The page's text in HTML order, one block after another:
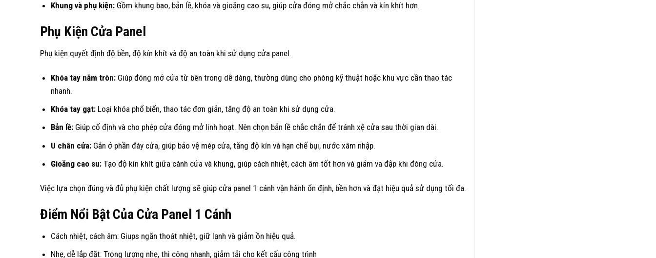
Khung và phụ kiện: Gồm khung bao, bản lề, khóa và gioăng cao su, giúp cửa đóng mở chắc chắn và kín khít hơn.
Phụ Kiện Cửa Panel
Phụ kiện quyết định độ bền, độ kín khít và độ an toàn khi sử dụng cửa panel.
Khóa tay nắm tròn: Giúp đóng mở cửa từ bên trong dễ dàng, thường dùng cho phòng kỹ thuật hoặc khu vực cần thao tác
nhanh.
Khóa tay gạt: Loại khóa phổ biến, thao tác đơn giản, tăng độ an toàn khi sử dụng cửa.
Bản lề: Giúp cố định và cho phép cửa đóng mở linh hoạt. Nên chọn bản lề chắc chắn để tránh xệ cửa sau thời gian dài.
U chân cửa: Gắn ở phần đáy cửa, giúp bảo vệ mép cửa, tăng độ kín và hạn chế bụi, nước xâm nhập.
Gioăng cao su: Tạo độ kín khít giữa cánh cửa và khung, giúp cách nhiệt, cách âm tốt hơn và giảm va đập khi đóng cửa.
Việc lựa chọn đúng và đủ phụ kiện chất lượng sẽ giúp cửa panel 1 cánh vận hành ổn định, bền hơn và đạt hiệu quả sử dụng tối đa.
Điểm Nổi Bật Của Cửa Panel 1 Cánh
Cách nhiệt, cách âm: Giups ngăn thoát nhiệt, giữ lạnh và giảm ồn hiệu quả.
Nhẹ, dễ lắp đặt: Trọng lượng nhẹ, thi công nhanh, giảm tải cho kết cấu công trình